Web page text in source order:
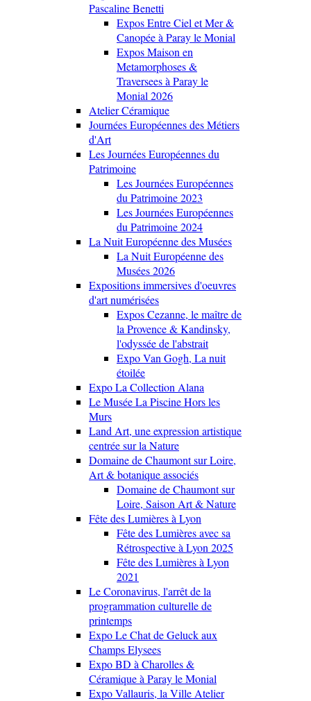
Pascaline Benetti
Expos Entre Ciel et Mer &
Canopée à Paray le Monial
Expos Maison en
Metamorphoses &
Traversees à Paray le
Monial 2026
Atelier Céramique
Journées Européennes des Métiers
d'Art
Les Journées Européennes du
Patrimoine
Les Journées Européennes
du Patrimoine 2023
Les Journées Européennes
du Patrimoine 2024
La Nuit Européenne des Musées
La Nuit Européenne des
Musées 2026
Expositions immersives d'oeuvres
d'art numérisées
Expos Cezanne, le maître de
la Provence & Kandinsky,
l'odyssée de l'abstrait
Expo Van Gogh, La nuit
étoilée
Expo La Collection Alana
Le Musée La Piscine Hors les
Murs
Land Art, une expression artistique
centrée sur la Nature
Domaine de Chaumont sur Loire,
Art & botanique associés
Domaine de Chaumont sur
Loire, Saison Art & Nature
Fête des Lumières à Lyon
Fête des Lumières avec sa
Rétrospective à Lyon 2025
Fête des Lumières à Lyon
2021
Le Coronavirus, l'arrêt de la
programmation culturelle de
printemps
Expo Le Chat de Geluck aux
Champs Elysees
Expo BD à Charolles &
Céramique à Paray le Monial
Expo Vallauris, la Ville Atelier